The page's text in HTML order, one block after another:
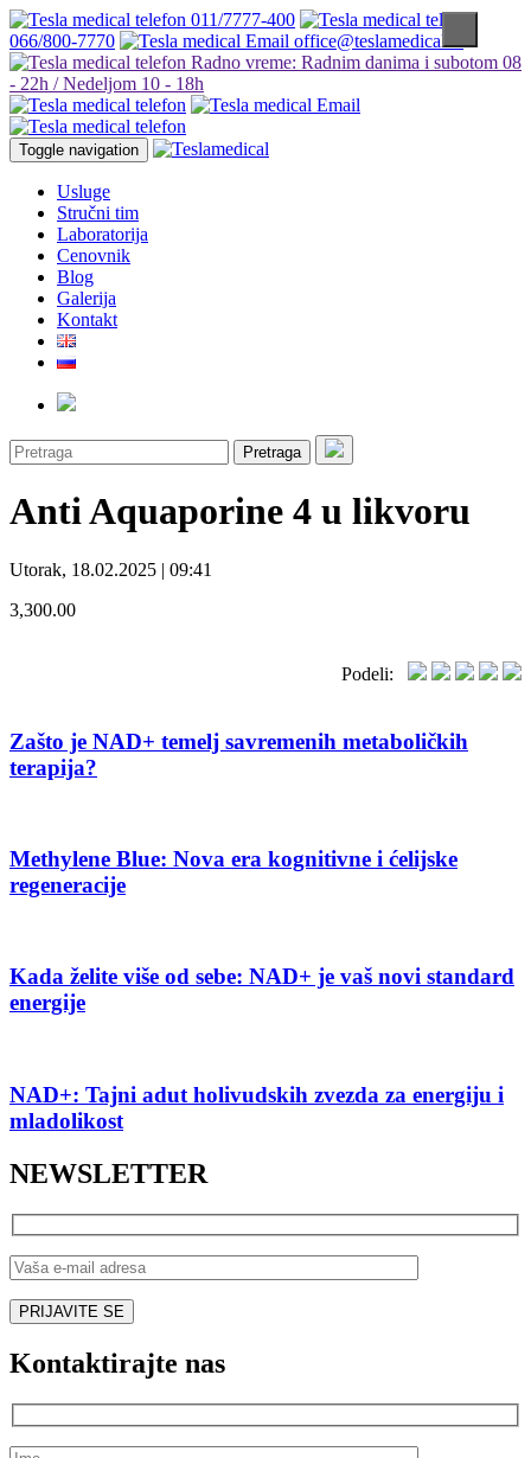
011/7777-400
066/800-7770
office@teslamedical.rs
Radno vreme: Radnim danima i subotom 08
- 22h / Nedeljom 10 - 18h
Toggle navigation
Usluge
Stručni tim
Laboratorija
Cenovnik
Blog
Galerija
Kontakt
Pretraga
Anti Aquaporine 4 u likvoru
Utorak, 18.02.2025 | 09:41
3,300.00
Podeli:
Zašto je NAD+ temelj savremenih metaboličkih
terapija?
Methylene Blue: Nova era kognitivne i ćelijske
regeneracije
Kada želite više od sebe: NAD+ je vaš novi standard
energije
NAD+: Tajni adut holivudskih zvezda za energiju i
mladolikost
NEWSLETTER
Kontaktirajte nas